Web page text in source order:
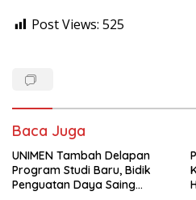
Post Views: 525
Baca Juga
UNIMEN Tambah Delapan
Program Studi Baru, Bidik
Penguatan Daya Saing